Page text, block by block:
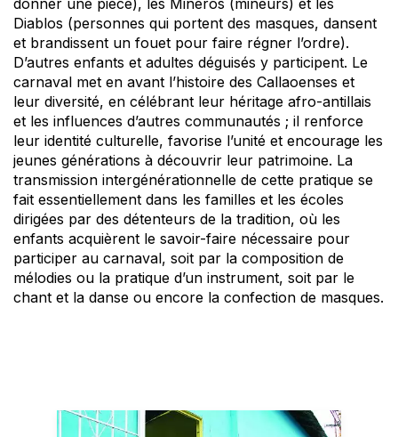
Diablos (personnes qui portent des masques, dansent
et brandissent un fouet pour faire régner l’ordre).
D’autres enfants et adultes déguisés y participent. Le
carnaval met en avant l’histoire des Callaoenses et
leur diversité, en célébrant leur héritage afro-antillais
et les influences d’autres communautés ; il renforce
leur identité culturelle, favorise l’unité et encourage les
jeunes générations à découvrir leur patrimoine. La
transmission intergénérationnelle de cette pratique se
fait essentiellement dans les familles et les écoles
dirigées par des détenteurs de la tradition, où les
enfants acquièrent le savoir-faire nécessaire pour
participer au carnaval, soit par la composition de
mélodies ou la pratique d’un instrument, soit par le
chant et la danse ou encore la confection de masques.